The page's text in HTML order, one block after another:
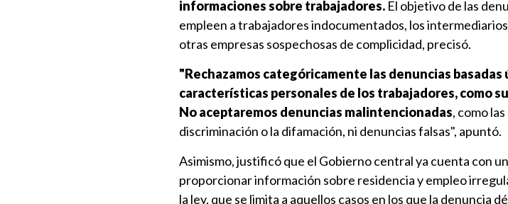
informaciones sobre trabajadores. El objetivo de las
empleen a trabajadores indocumentados, los
otras empresas sospechosas de complicidad, precisó.
"Rechazamos categóricamente las denuncias basadas
características personales de los trabajadores, como
No aceptaremos denuncias malintencionadas, como
discriminación o la difamación, ni denuncias falsas", apuntó.
Asimismo, justificó que el Gobierno central ya cuenta con
proporcionar información sobre residencia y empleo
la ley, que se limita a aquellos casos en los que la denuncia